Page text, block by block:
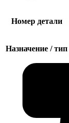
Номер детали
Назначение / тип